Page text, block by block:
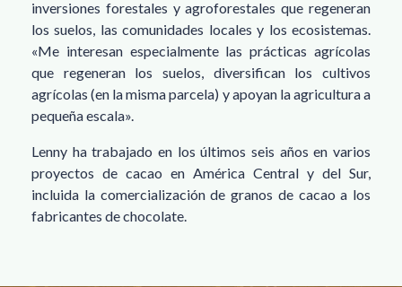
inversiones forestales y agroforestales que regeneran
los suelos, las comunidades locales y los ecosistemas.
«Me interesan especialmente las prácticas agrícolas
que regeneran los suelos, diversifican los cultivos
agrícolas (en la misma parcela) y apoyan la agricultura a
pequeña escala».
Lenny ha trabajado en los últimos seis años en varios
proyectos de cacao en América Central y del Sur,
incluida la comercialización de granos de cacao a los
fabricantes de chocolate.